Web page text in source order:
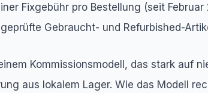
Fixgebühr pro Bestellung (seit
Gebraucht- und Refurbished-
Kommissionsmodell, das stark auf
aus lokalem Lager. Wie das Modell